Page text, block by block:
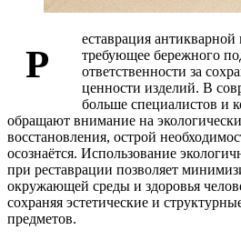
Р
еставрация
требующее бережного
ответственности за
ценности изделий. В
больше специалистов и
обращают внимание на
восстановления, острой
осознаётся. Использование
при реставрации позволяет
окружающей среды и здоровья
сохраняя эстетические и
предметов.